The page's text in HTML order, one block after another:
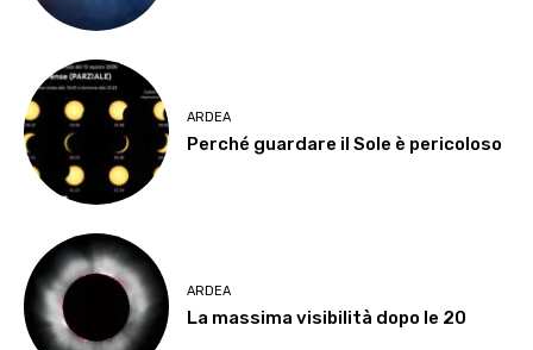
ARDEA
Perché guardare il Sole è pericoloso
ARDEA
La massima visibilità dopo le 20